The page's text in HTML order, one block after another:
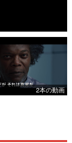
2本の動画